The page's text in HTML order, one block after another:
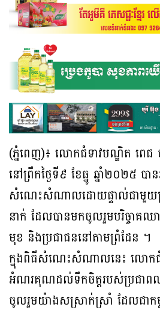
(ភ្នំពេញ)៖ លោកជំទាវបណ្ឌិត ពេជ
នៅព្រឹកថ្ងៃទី៩ ខែធ្នូ ឆ្នាំ២០២៥ បា
សំណេះសំណាលដោយផ្ទាល់ជាមួយប្
នាក់ ដែលបានមកចូលរួមបរិច្ចា
មុខ និងប្រជាជននៅតាមព្រំដែន ។
ក្នុងពិធីសំណេះសំណាលនេះ លោកជំ
អំណរគុណដល់ទឹកចិត្តរបស់ប្រជាពលរ
ចូលរួមយ៉ាងសស្រាក់ស្រាំ ដែលជាក